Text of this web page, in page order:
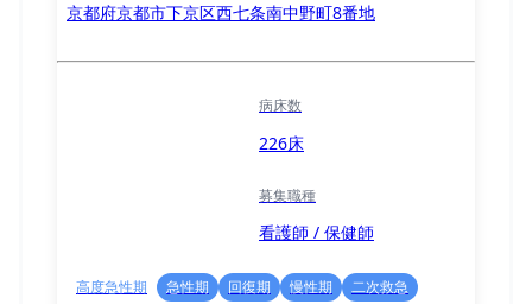
京都府京都市下京区西七条南中野町8番地
病床数
226床
募集職種
看護師 / 保健師
高度急性期 急性期 回復期 慢性期
二次救急